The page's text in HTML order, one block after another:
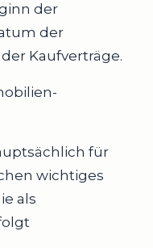
der
der
Kaufverträge.
für
wichtiges
als